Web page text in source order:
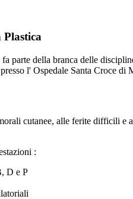
parte della branca delle
l' Ospedale Santa Croce di
cutanee, alle ferite difficili e
:
D e P